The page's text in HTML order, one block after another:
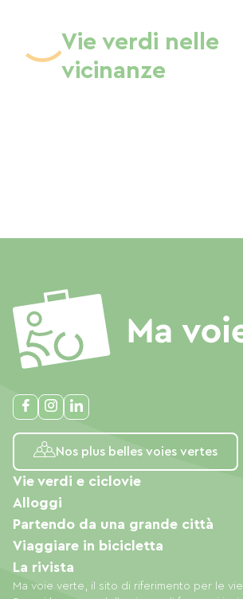
Vie verdi nelle
vicinanze
Nos plus belles voies vertes
Ma voie verte, il sito di riferimento per le
Vie verdi e ciclovie
Alloggi
Partendo da una grande città
Viaggiare in bicicletta
La rivista